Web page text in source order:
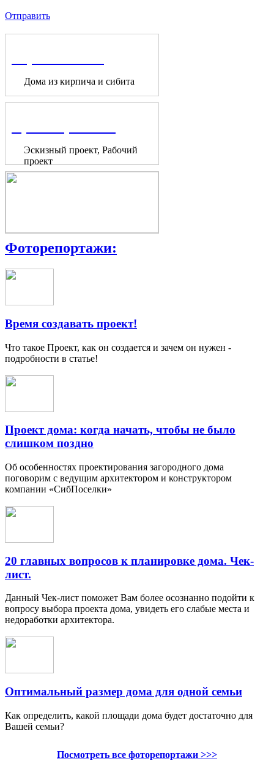
Отправить
Дома из кирпича и сибита
Эскизный проект, Рабочий
проект
Фоторепортажи:
Время создавать проект!
Что такое Проект, как он создается и зачем он нужен -
подробности в статье!
Проект дома: когда начать, чтобы не было
слишком поздно
Об особенностях проектирования загородного дома
поговорим с ведущим архитектором и конструктором
компании «СибПоселки»
20 главных вопросов к планировке дома. Чек-
лист.
Данный Чек-лист поможет Вам более осознанно подойти к
вопросу выбора проекта дома, увидеть его слабые места и
недоработки архитектора.
Оптимальный размер дома для одной семьи
Как определить, какой площади дома будет достаточно для
Вашей семьи?
Посмотреть все фоторепортажи >>>